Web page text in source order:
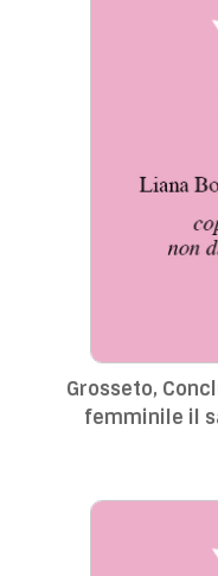
Grosseto,
femminile il